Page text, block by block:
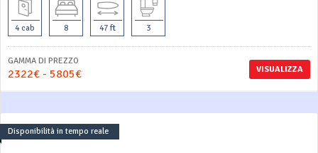
4 cab 8 47 ft 3
VISUALIZZA
GAMMA DI PREZZO
2322€ - 5805€
Disponibilità in tempo reale